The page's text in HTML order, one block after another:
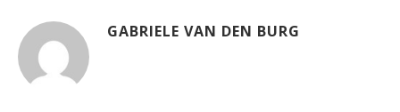
GABRIELE VAN DEN BURG